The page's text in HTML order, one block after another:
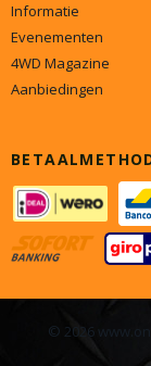
Informatie
Evenementen
4WD Magazine
Aanbiedingen
© 2026